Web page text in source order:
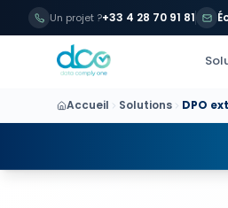
Un projet ?+33 4 28 70 91 81
Accueil Solutions DPO